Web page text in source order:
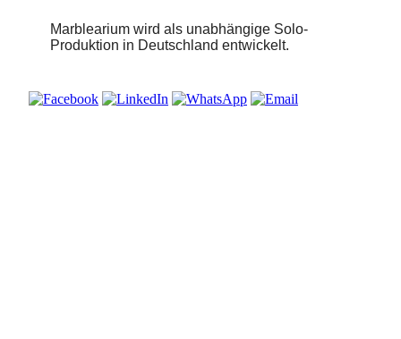
Marblearium wird als unabhängige Solo-
Produktion in Deutschland entwickelt.